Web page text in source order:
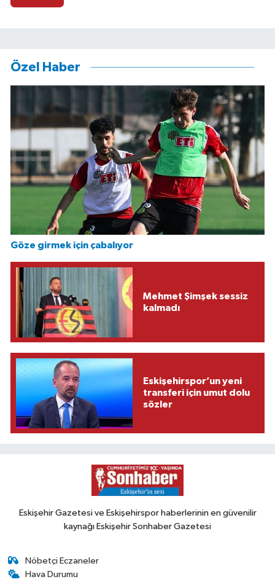
Özel Haber
Göze girmek için çabalıyor
Mehmet Şimşek sessiz
kalmadı
Eskişehirspor’un yeni
transferi için umut dolu
sözler
Eskişehir Gazetesi ve Eskişehirspor haberlerinin en güvenilir
kaynağı Eskişehir Sonhaber Gazetesi
Nöbetçi Eczaneler
Hava Durumu